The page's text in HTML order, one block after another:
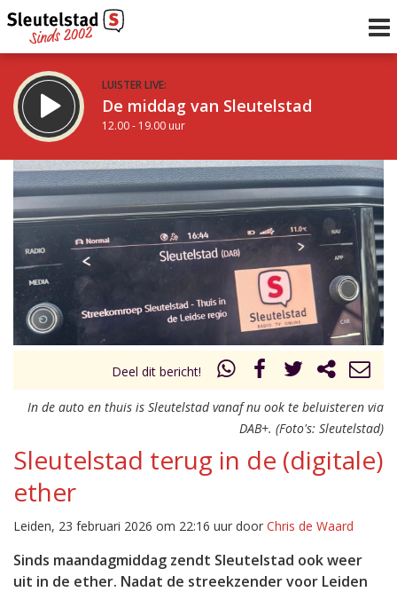
LUISTER LIVE:
De middag van Sleutelstad
12.00 - 19.00 uur
STRAKS:
De avond van Sleutelstad
19.00 - 22.00 uur
Vorig uur
uur 1 van 0 Volgend uur
Deel dit bericht!
In de auto en thuis is Sleutelstad vanaf nu ook te beluisteren via
DAB+. (Foto's: Sleutelstad)
Sleutelstad terug in de (digitale)
ether
Leiden, 23 februari 2026 om 22:16 uur door Chris de Waard
Sinds maandagmiddag zendt Sleutelstad ook weer
uit in de ether. Nadat de streekzender voor Leiden